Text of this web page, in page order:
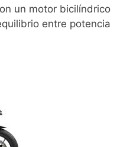
un motor bicilíndrico
entre potencia